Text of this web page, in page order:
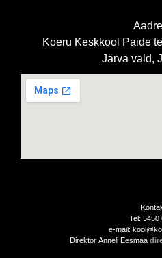
Koeru Keskkool Paide
Järva vald,
Tel: 5450
e-mail:
Direktor Anneli Eesmaa